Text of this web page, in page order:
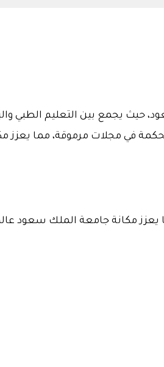
بجامعة الملك سعود، حيث يجمع بين التعليم
في مجلات مرموقة، مما يعزز
يعزز مكانة جامعة الملك سعود